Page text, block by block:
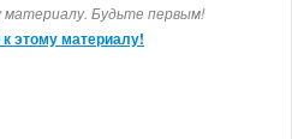
Будьте первым!
этому материалу!